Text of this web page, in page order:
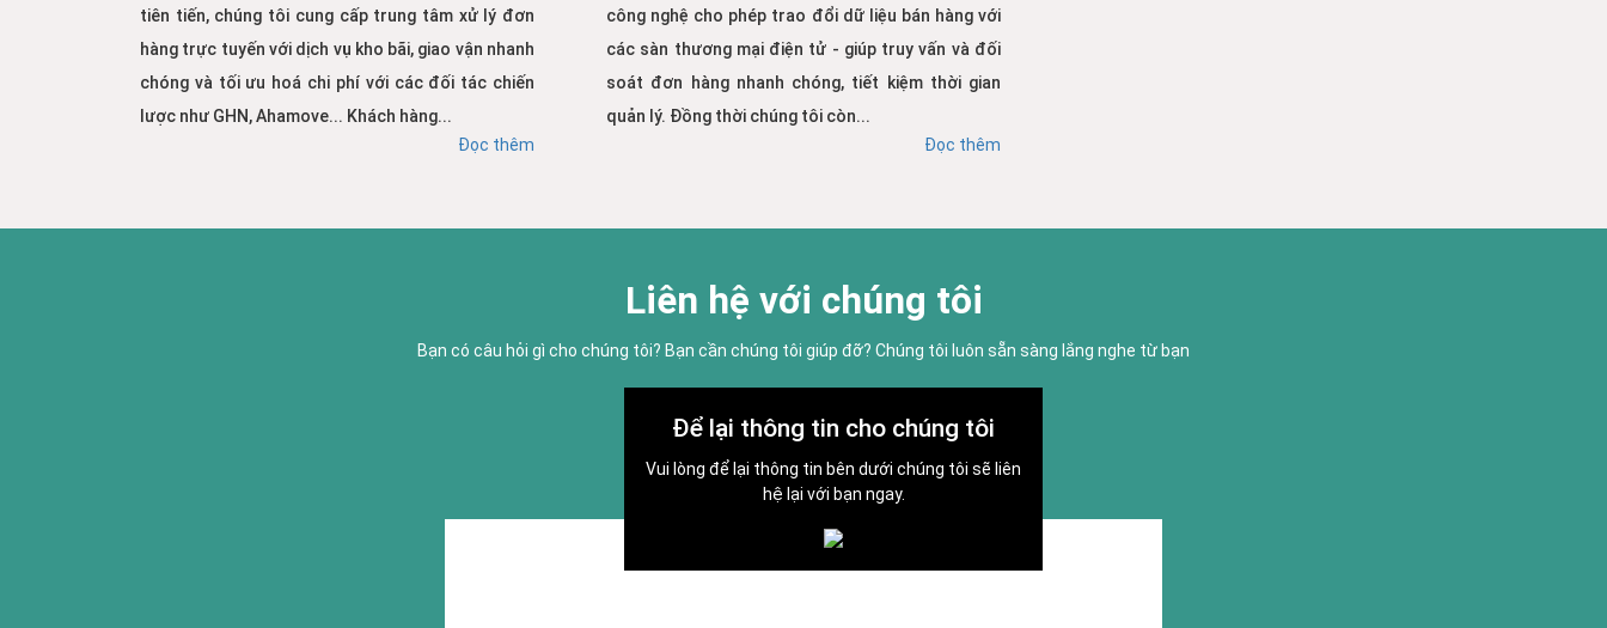
tiên tiến, chúng tôi cung cấp trung tâm xử lý đơn
hàng trực tuyến với dịch vụ kho bãi, giao vận nhanh
chóng và tối ưu hoá chi phí với các đối tác chiến
lược như GHN, Ahamove... Khách hàng...
Đọc thêm
công nghệ cho phép trao đổi dữ liệu bán hàng với
các sàn thương mại điện tử - giúp truy vấn và đối
soát đơn hàng nhanh chóng, tiết kiệm thời gian
quản lý. Đồng thời chúng tôi còn...
Đọc thêm
Liên hệ với chúng tôi
Bạn có câu hỏi gì cho chúng tôi? Bạn cần chúng tôi giúp đỡ? Chúng tôi luôn sẵn sàng lắng nghe từ bạn
Để lại thông tin cho chúng tôi
Vui lòng để lại thông tin bên dưới chúng tôi sẽ liên
hệ lại với bạn ngay.